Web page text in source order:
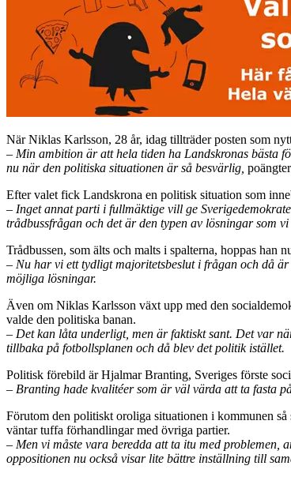
När Niklas Karlsson, 28 år, idag tillträder posten som
– Min ambition är att hela tiden ha Landskronas bästa
nu när den politiska situationen är så besvärlig,
Efter valet fick Landskrona en politisk situation som
– Inget annat parti i fullmäktige vill ge
trådbussfrågan och det är den typen av lösningar som
Trådbussen, som älts och malts i spalterna, hoppas han
– Nu har vi ett tydligt majoritetsbeslut i frågan och då
möjliga lösningar.
Även om Niklas Karlsson växt upp med den
valde den politiska banan.
– Det kan låta underligt, men är faktiskt sant. Det var
tillbaka på fotbollsplanen och då blev det politik istället.
Politisk förebild är Hjalmar Branting, Sveriges förste
– Branting hade kvalitéer som är väl värda att ta fasta
Förutom den politiskt oroliga situationen i kommunen
väntar tuffa förhandlingar med övriga partier.
– Men vi måste vara beredda att ta itu med
oppositionen nu också visar lite bättre inställning till